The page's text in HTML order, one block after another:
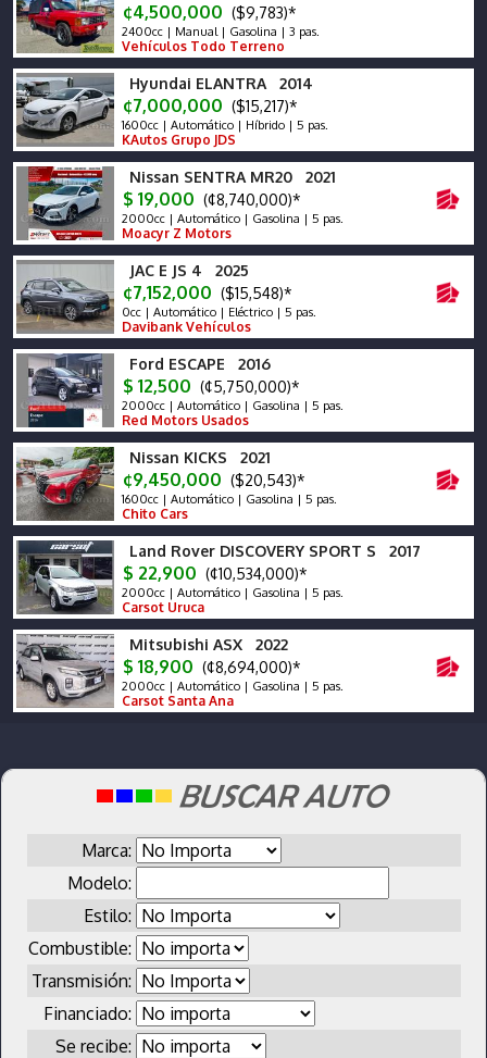
¢4,500,000 ($9,783)*
2400cc | Manual | Gasolina | 3 pas.
Vehículos Todo Terreno
Hyundai ELANTRA 2014
¢7,000,000 ($15,217)*
1600cc | Automático | Híbrido | 5 pas.
KAutos Grupo JDS
Nissan SENTRA MR20 2021
$ 19,000 (¢8,740,000)*
2000cc | Automático | Gasolina | 5 pas.
Moacyr Z Motors
JAC E JS 4 2025
¢7,152,000 ($15,548)*
0cc | Automático | Eléctrico | 5 pas.
Davibank Vehículos
Ford ESCAPE 2016
$ 12,500 (¢5,750,000)*
2000cc | Automático | Gasolina | 5 pas.
Red Motors Usados
Nissan KICKS 2021
¢9,450,000 ($20,543)*
1600cc | Automático | Gasolina | 5 pas.
Chito Cars
Land Rover DISCOVERY SPORT S 2017
$ 22,900 (¢10,534,000)*
2000cc | Automático | Gasolina | 5 pas.
Carsot Uruca
Mitsubishi ASX 2022
$ 18,900 (¢8,694,000)*
2000cc | Automático | Gasolina | 5 pas.
Carsot Santa Ana
Marca:
Modelo:
Estilo:
Combustible:
Transmisión:
Financiado:
Se recibe: